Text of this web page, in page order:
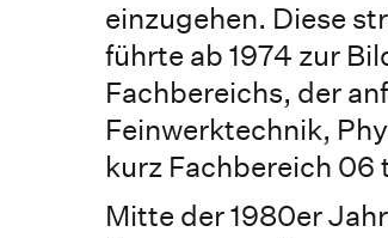
einzugehen. Diese
führte ab 1974 zur
Fachbereichs, der
Feinwerktechnik,
kurz Fachbereich 06
Mitte der 1980er